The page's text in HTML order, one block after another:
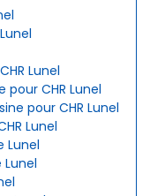
Lunel
CHR Lunel
pour CHR Lunel
Lunel
Lunel